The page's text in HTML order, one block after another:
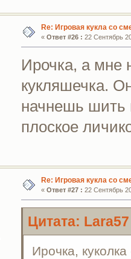
Re: Игровая кукла со
« Ответ #26 : 22 Сентябрь
Ирочка, а мне
кукляшечка.
начнешь шить
плоское
Re: Игровая кукла со
« Ответ #27 : 22 Сентябрь
Цитата:
Ирочка,